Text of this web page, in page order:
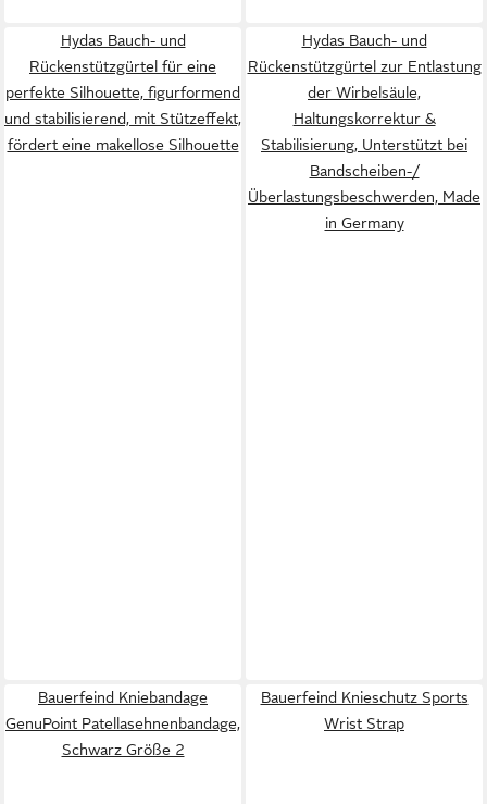
Hydas Bauch- und
Rückenstützgürtel für eine
perfekte Silhouette, figurformend
und stabilisierend, mit Stützeffekt,
fördert eine makellose Silhouette
Hydas Bauch- und
Rückenstützgürtel zur Entlastung
der Wirbelsäule,
Haltungskorrektur &
Stabilisierung, Unterstützt bei
Bandscheiben-/
Überlastungsbeschwerden, Made
in Germany
Bauerfeind Kniebandage
GenuPoint Patellasehnenbandage,
Schwarz Größe 2
Bauerfeind Knieschutz Sports
Wrist Strap